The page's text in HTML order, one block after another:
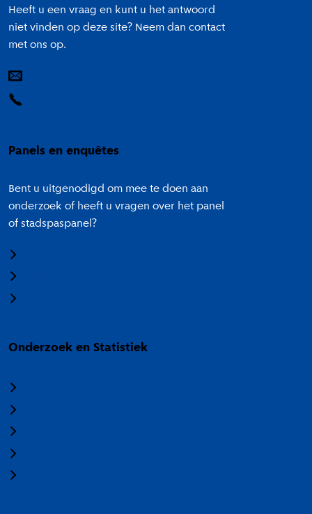
Heeft u een vraag en kunt u het antwoord
niet vinden op deze site? Neem dan contact
met ons op.
Panels en enquêtes
Bent u uitgenodigd om mee te doen aan
onderzoek of heeft u vragen over het panel
of stadspaspanel?
Onderzoek en Statistiek